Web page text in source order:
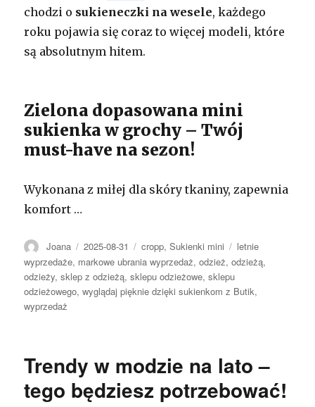
chodzi o sukieneczki na wesele, każdego
roku pojawia się coraz to więcej modeli, które
są absolutnym hitem.
Zielona dopasowana mini
sukienka w grochy – Twój
must-have na sezon!
Wykonana z miłej dla skóry tkaniny, zapewnia
komfort …
Autor
Joana Opublikowano
2025-08-31 Kategorie
cropp,Sukienki mini Tagi
letnie
wyprzedaże, markowe ubrania wyprzedaż,odzież,odzieżą,
odzieży,sklep z odzieżą,sklepu odzieżowe,sklepu
odzieżowego,wyglądaj pięknie dzięki sukienkom z Butik,
wyprzedaż
Trendy w modzie na lato –
tego będziesz potrzebować!